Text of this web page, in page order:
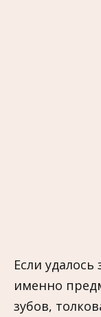
Если
именно
зубов,